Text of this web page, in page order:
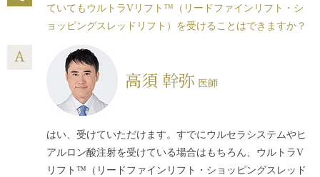
ていてもウルトラVリフト™（リードファインリフト・シ
ョッピングスレッドリフト）を受けることはできますか？
高須 幹弥 医師
はい、受けていただけます。すでにウルセラシステムやヒ
アルロン酸注射を受けている場合はもちろん、ウルトラV
リフト™（リードファインリフト・ショッピングスレッド